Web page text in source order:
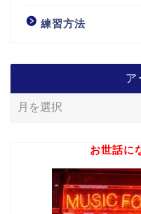
練習方法
ア
お世話に